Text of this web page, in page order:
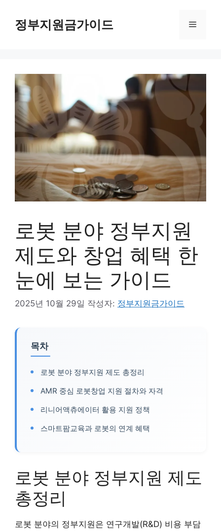
정부지원금가이드 메
로봇 분야 정부지원
제도와 창업 혜택 한
눈에 보는 가이드
2025년 10월 29일 작성자: 정부지원금가이드
목차
로봇 분야 정부지원 제도 총정리
AMR 중심 로봇창업 지원 절차와 자격
리니어액츄에이터 활용 지원 정책
스마트팜교육과 로봇의 연계 혜택
로봇 분야 정부지원 제도
총정리
로봇 분야의 정부지원은 연구개발(R&D) 비용 부담